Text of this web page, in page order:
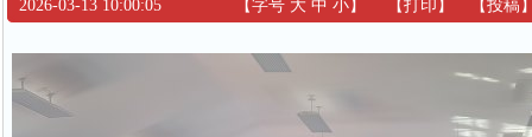
2026-03-13 10:00:05
【字号 大 中 小】 【打印 】 【投稿